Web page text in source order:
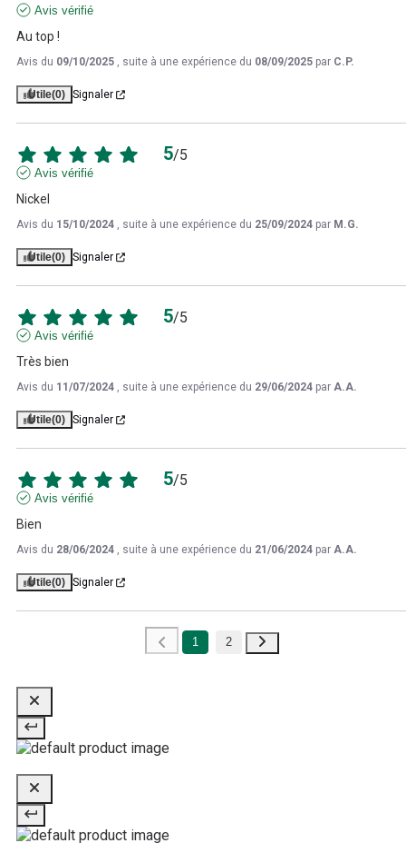
Avis vérifié
Au top !
Avis du 09/10/2025 , suite à une expérience du 08/09/2025 par C.P.
Utile(0) Signaler
5/5
Avis vérifié
Nickel
Avis du 15/10/2024 , suite à une expérience du 25/09/2024 par M.G.
Utile(0) Signaler
5/5
Avis vérifié
Très bien
Avis du 11/07/2024 , suite à une expérience du 29/06/2024 par A.A.
Utile(0) Signaler
5/5
Avis vérifié
Bien
Avis du 28/06/2024 , suite à une expérience du 21/06/2024 par A.A.
Utile(0) Signaler
1 2